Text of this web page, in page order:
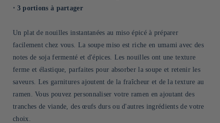
⋅ 3 portions à partager
Un plat de nouilles instantanées au miso épicé à préparer
facilement chez vous. La soupe miso est riche en umami avec des
notes de soja fermenté et d'épices. Les nouilles ont une texture
ferme et élastique, parfaites pour absorber la soupe et retenir les
saveurs. Les garnitures ajoutent de la fraîcheur et de la texture au
ramen. Vous pouvez personnaliser votre ramen en ajoutant des
tranches de viande, des œufs durs ou d'autres ingrédients de votre
choix.